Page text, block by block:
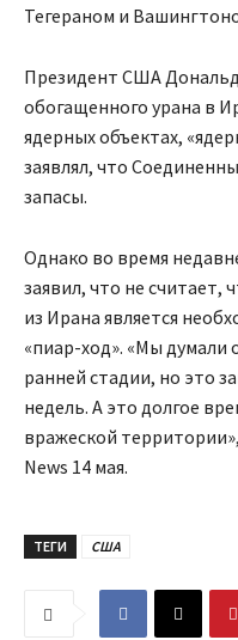
Тегераном и
Президент США
обогащенного урана в
ядерных объектах,
заявлял, что
запасы.
Однако во время
заявил, что не считает,
из Ирана является
«пиар-ход». «Мы думали
ранней стадии, но это
недель. А это долгое
вражеской
News 14 мая.
ТЕГИ США